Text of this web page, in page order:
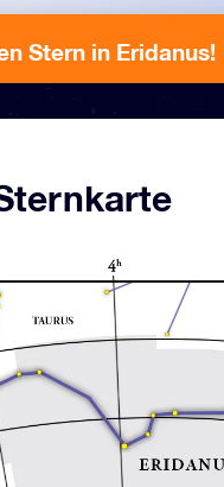
Stern in Eridanus!